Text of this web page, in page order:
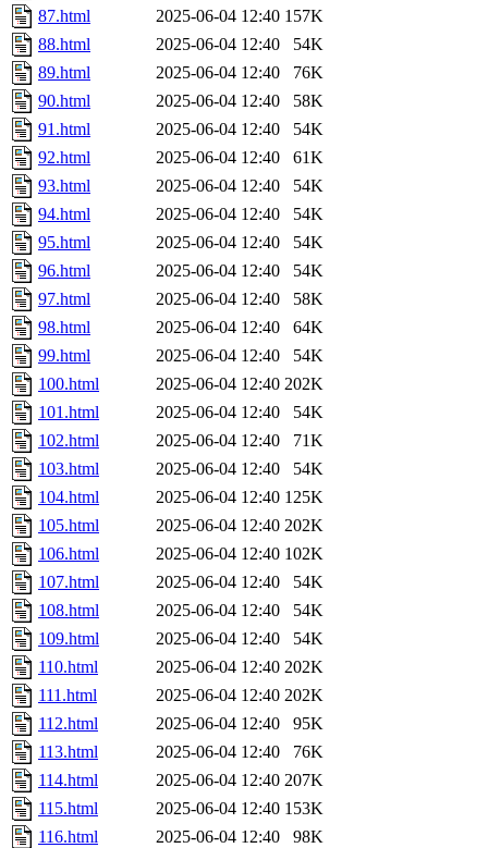
87.html
2025-06-04 12:40 157K
88.html
2025-06-04 12:40
54K
89.html
2025-06-04 12:40
76K
90.html
2025-06-04 12:40
58K
91.html
2025-06-04 12:40
54K
92.html
2025-06-04 12:40
61K
93.html
2025-06-04 12:40
54K
94.html
2025-06-04 12:40
54K
95.html
2025-06-04 12:40
54K
96.html
2025-06-04 12:40
54K
97.html
2025-06-04 12:40
58K
98.html
2025-06-04 12:40
64K
99.html
2025-06-04 12:40
54K
100.html
2025-06-04 12:40 202K
101.html
2025-06-04 12:40
54K
102.html
2025-06-04 12:40
71K
103.html
2025-06-04 12:40
54K
104.html
2025-06-04 12:40 125K
105.html
2025-06-04 12:40 202K
106.html
2025-06-04 12:40 102K
107.html
2025-06-04 12:40
54K
108.html
2025-06-04 12:40
54K
109.html
2025-06-04 12:40
54K
110.html
2025-06-04 12:40 202K
111.html
2025-06-04 12:40 202K
112.html
2025-06-04 12:40
95K
113.html
2025-06-04 12:40
76K
114.html
2025-06-04 12:40 207K
115.html
2025-06-04 12:40 153K
116.html
2025-06-04 12:40
98K